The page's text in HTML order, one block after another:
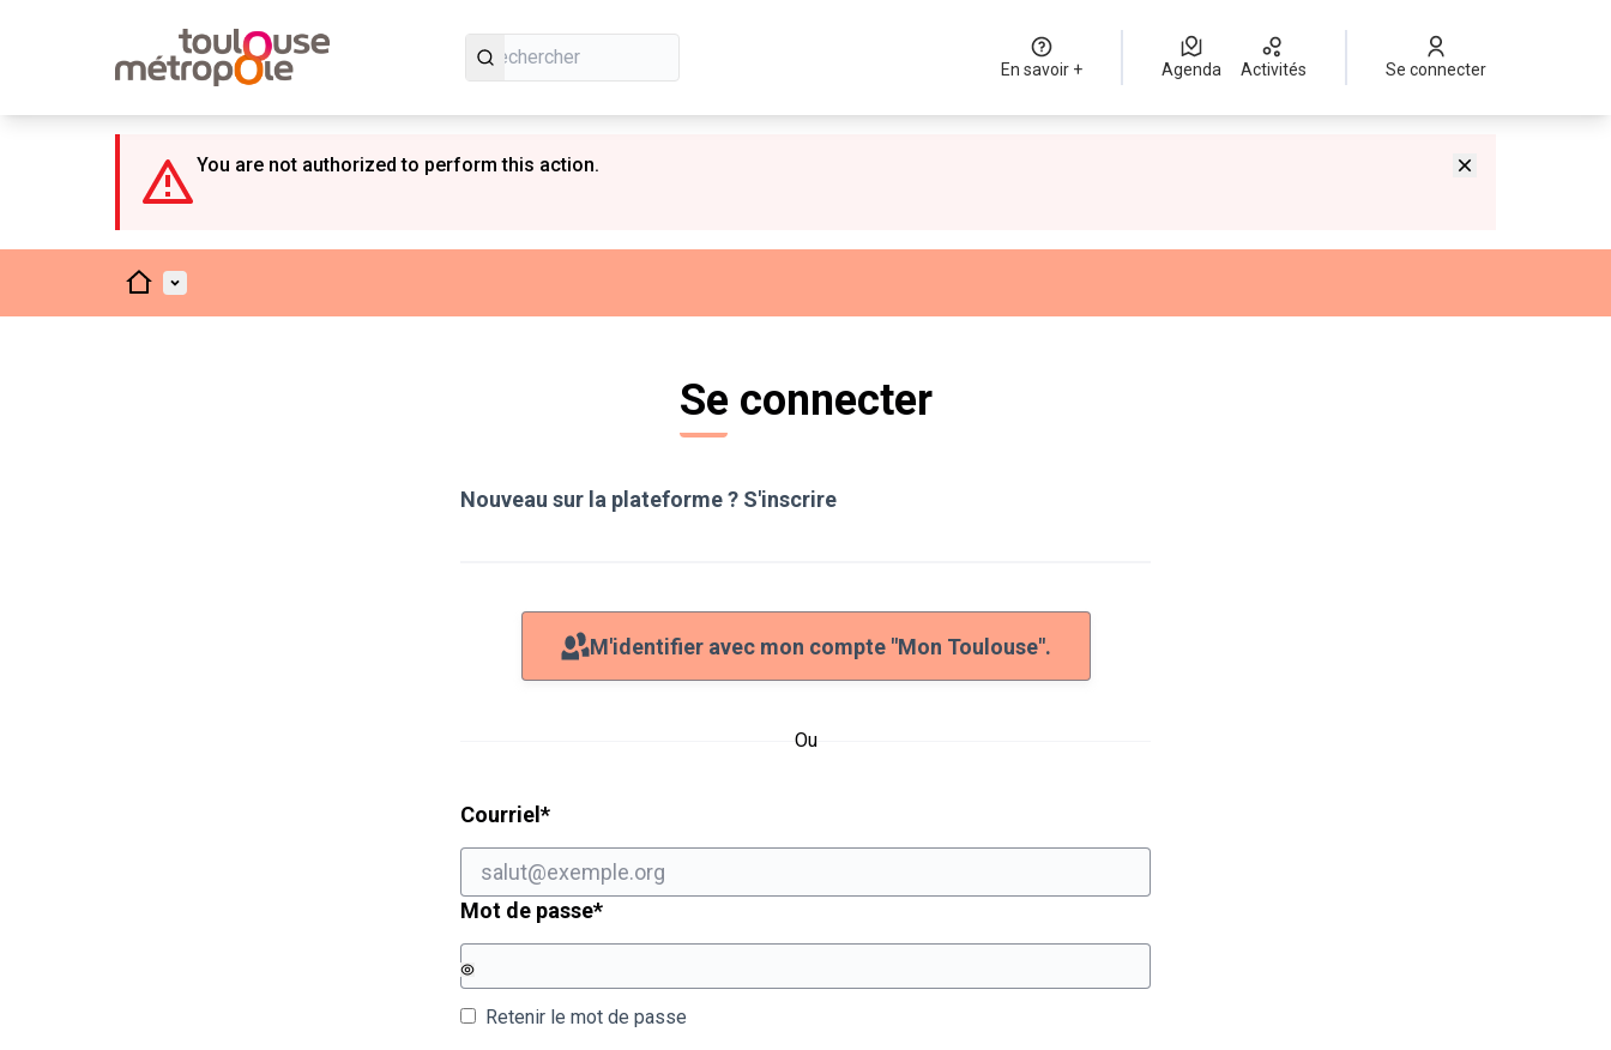
En savoir + Agenda Activités Se connecter
You are not authorized to perform this action.
AccueilMenu principal
Se connecter
Nouveau sur la plateforme ? S'inscrire
M'identifier avec mon compte "Mon Toulouse".
Ou
Courriel *Champ obligatoire
Mot de passe*Champ obligatoire
Retenir le mot de passe